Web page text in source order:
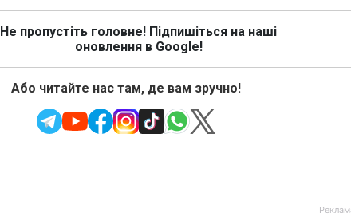
Не пропустіть головне! Підпишіться на наші
оновлення в Google!
Або читайте нас там, де вам зручно!